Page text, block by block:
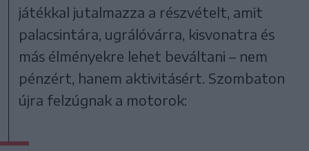
játékkal jutalmazza a részvételt, amit
palacsintára, ugrálóvárra, kisvonatra és
más élményekre lehet beváltani – nem
pénzért, hanem aktivitásért. Szombaton
újra felzúgnak a motorok: